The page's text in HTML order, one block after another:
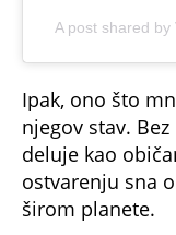
A post shared
Ipak, ono što
njegov stav.
deluje kao
ostvarenju sna
širom planete.